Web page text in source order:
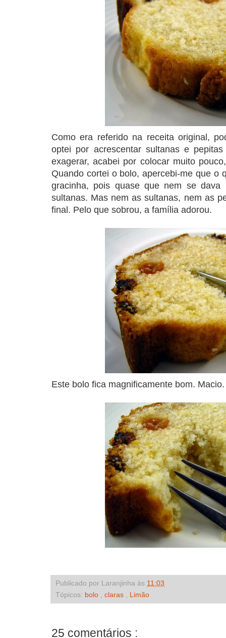
Como era referido na receita original,
optei por acrescentar sultanas e
exagerar, acabei por colocar muito
Quando cortei o bolo, apercebi-me que o
gracinha, pois quase que nem se dava
sultanas. Mas nem as sultanas, nem as
final. Pelo que sobrou, a família adorou.
Este bolo fica magnificamente bom.
Publicado por Laranjinha às 11:03
Tópicos: bolo claras Limão
25 comentários :